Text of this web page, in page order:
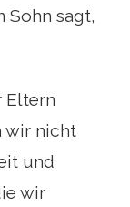
Sohn sagt,
Eltern
wir nicht
und
wir